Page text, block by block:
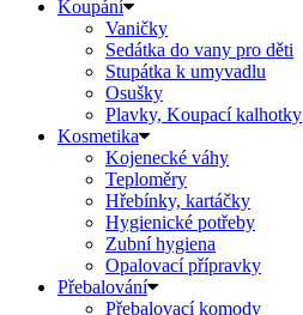
Koupání
Vaničky
Sedátka do vany pro děti
Stupátka k umyvadlu
Osušky
Plavky, Koupací kalhotky
Kosmetika
Kojenecké váhy
Teploměry
Hřebínky, kartáčky
Hygienické potřeby
Zubní hygiena
Opalovací přípravky
Přebalování
Přebalovací komody